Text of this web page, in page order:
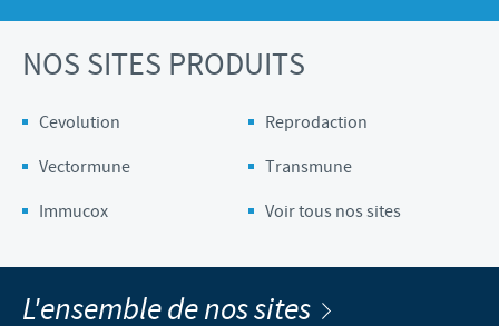
NOS SITES PRODUITS
Cevolution
Reprodaction
Vectormune
Transmune
Immucox
Voir tous nos sites
L'ensemble de nos sites